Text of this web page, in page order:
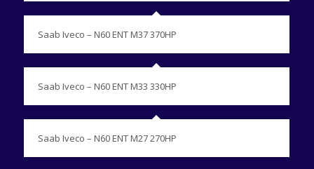
Saab Iveco – N60 ENT M37 370HP
Saab Iveco – N60 ENT M33 330HP
Saab Iveco – N60 ENT M27 270HP